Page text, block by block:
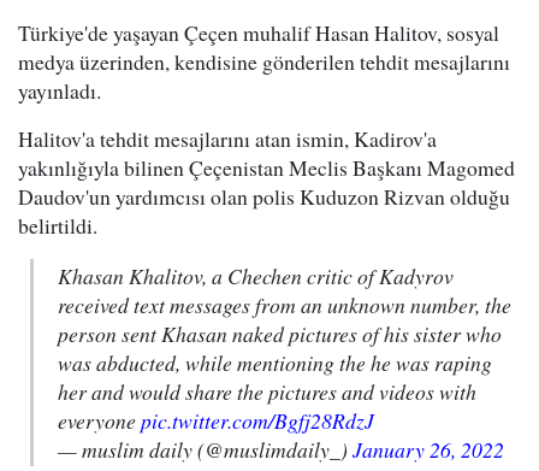
Türkiye'de yaşayan Çeçen muhalif Hasan Halitov, sosyal
medya üzerinden, kendisine gönderilen tehdit mesajlarını
yayınladı.
Halitov'a tehdit mesajlarını atan ismin, Kadirov'a
yakınlığıyla bilinen Çeçenistan Meclis BaşkanıMagomed
Daudov'un yardımcısı olan polis Kuduzon Rizvan olduğu
belirtildi.
Khasan Khalitov, a Chechen critic of Kadyrov
received text messages from an unknown number, the
person sent Khasan naked pictures of his sister who
was abducted, while mentioning the he was raping
her and would share the pictures and videos with
everyonepic.twitter.com/Bgfj28RdzJ
— muslim daily (@muslimdaily_) January 26, 2022